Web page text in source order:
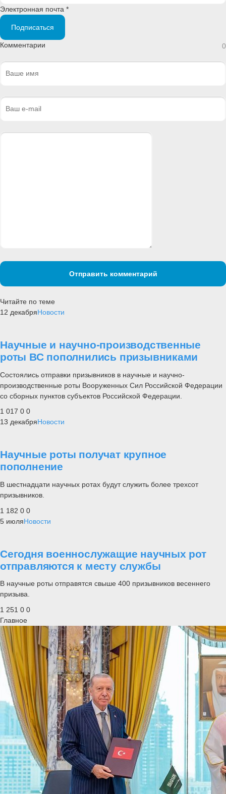
Электронная почта *
Подписаться
Комментарии 0
Отправить комментарий
Читайте по теме
12 декабряНовости
Научные и научно-производственные
роты ВС пополнились призывниками
Состоялись отправки призывников в научные и научно-
производственные роты Вооруженных Сил Российской Федерации
со сборных пунктов субъектов Российской Федерации.
1 017 0 0
13 декабряНовости
Научные роты получат крупное
пополнение
В шестнадцати научных ротах будут служить более трехсот
призывников.
1 182 0 0
5 июляНовости
Сегодня военнослужащие научных рот
отправляются к месту службы
В научные роты отправятся свыше 400 призывников весеннего
призыва.
1 251 0 0
Главное